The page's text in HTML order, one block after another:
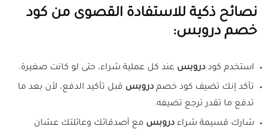
نصائح ذكية للاستفادة القصوى من كود
خصم دروبس:
استخدم كود دروبس عند كل عملية شراء، حتى لو كانت صغيرة.
تأكد إنك تضيف كود خصم دروبس قبل تأكيد الدفع، لأن بعد ما
تدفع ما تقدر ترجع تضيفه.
شارك قسيمة شراء دروبس مع أصدقائك وعائلتك عشان